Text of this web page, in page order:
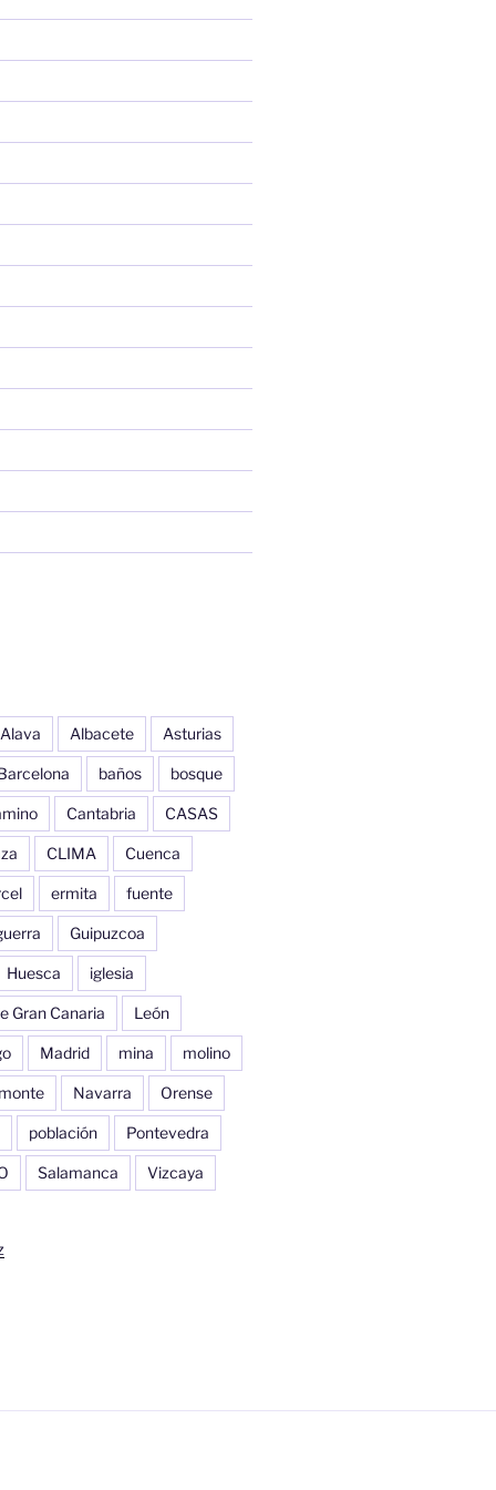
Alava Albacete Asturias
baños bosque
Cantabria CASAS
CLIMA Cuenca
ermita fuente
Guipuzcoa
Huesca iglesia
Gran Canaria León
Madrid mina molino
monte Navarra Orense
población Pontevedra
Salamanca Vizcaya